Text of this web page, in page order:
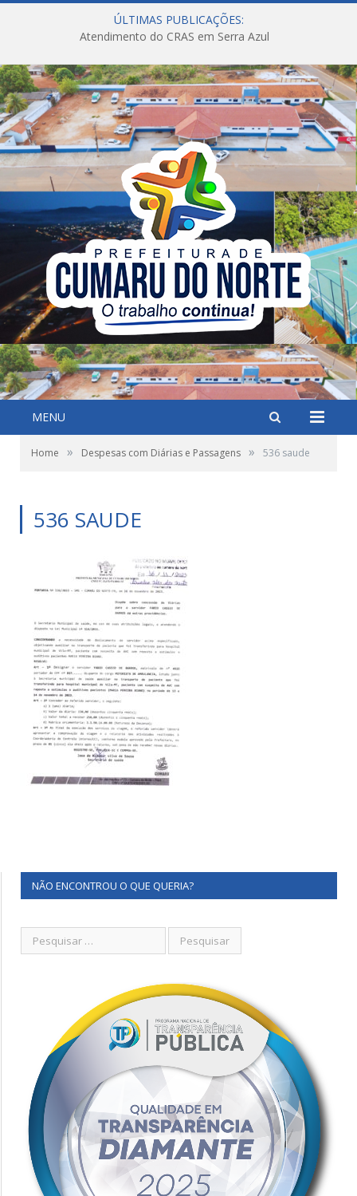
ÚLTIMAS PUBLICAÇÕES:
Atendimento do CRAS em Serra Azul
MENU
Home » Despesas com Diárias e Passagens » 536 saude
536 SAUDE
NÃO ENCONTROU O QUE QUERIA?